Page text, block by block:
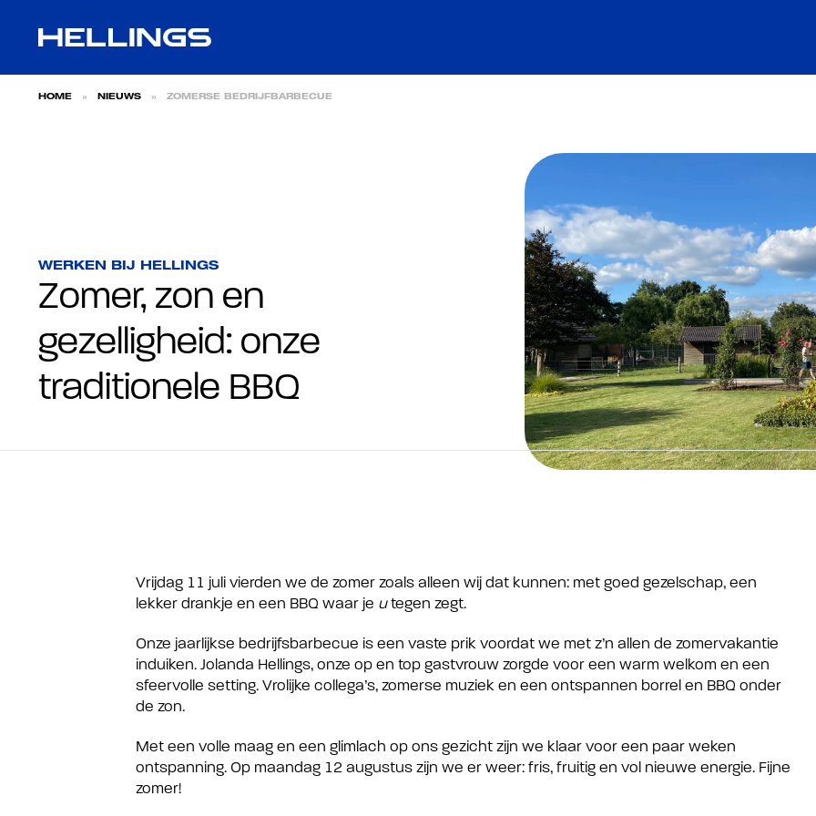
HOME » NIEUWS » ZOMERSE BEDRIJFBARBECUE
WERKEN BIJ HELLINGS
Zomer, zon en
gezelligheid: onze
traditionele BBQ
Vrijdag 11 juli vierden we de zomer zoals alleen wij dat kunnen: met goed gezelschap, een
lekker drankje en een BBQ waar je utegen zegt.
Onze jaarlijkse bedrijfsbarbecue is een vaste prik voordat we met z’n allen de zomervakantie
induiken. Jolanda Hellings, onze op en top gastvrouw zorgde voor een warm welkom en een
sfeervolle setting. Vrolijke collega’s, zomerse muziek en een ontspannen borrel en BBQ onder
de zon.
Met een volle maag en een glimlach op ons gezicht zijn we klaar voor een paar weken
ontspanning. Op maandag 12 augustus zijn we er weer: fris, fruitig en vol nieuwe energie. Fijne
zomer!